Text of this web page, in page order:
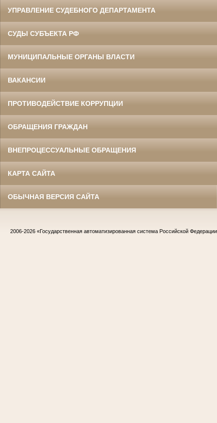
УПРАВЛЕНИЕ СУДЕБНОГО ДЕПАРТАМЕНТА
СУДЫ СУБЪЕКТА РФ
МУНИЦИПАЛЬНЫЕ ОРГАНЫ ВЛАСТИ
ВАКАНСИИ
ПРОТИВОДЕЙСТВИЕ КОРРУПЦИИ
ОБРАЩЕНИЯ ГРАЖДАН
ВНЕПРОЦЕССУАЛЬНЫЕ ОБРАЩЕНИЯ
КАРТА САЙТА
ОБЫЧНАЯ ВЕРСИЯ САЙТА
2006-2026 «Государственная автоматизированная система Российской